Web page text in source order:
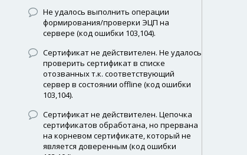
Не удалось выполнить операции
формирования/проверки ЭЦП на
сервере (код ошибки 103,104).
Сертификат не действителен. Не удалось
проверить сертификат в списке
отозванных т.к. соответствующий
сервер в состоянии offline (код ошибки
103,104).
Сертификат не действителен. Цепочка
сертификатов обработана, но прервана
на корневом сертификате, который не
является доверенным (код ошибки